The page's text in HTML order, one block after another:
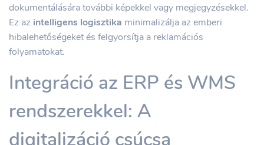
dokumentálására további képekkel vagy megjegyzésekkel.
Ez az intelligens logisztika minimalizálja az emberi
hibalehetőségeket és felgyorsítja a reklamációs
folyamatokat.
Integráció az ERP és WMS
rendszerekkel: A
digitalizáció csúcsa